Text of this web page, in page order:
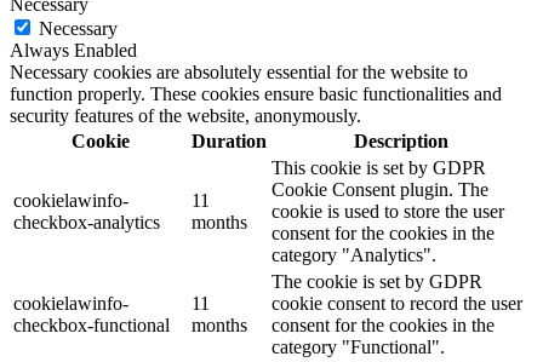
Necessary
Necessary
Always Enabled
Necessary cookies are absolutely essential for the website to
function properly. These cookies ensure basic functionalities and
security features of the website, anonymously.
Cookie
Duration Description
cookielawinfo-
checkbox-analytics
11
months
This cookie is set by GDPR
Cookie Consent plugin. The
cookie is used to store the user
consent for the cookies in the
category "Analytics".
cookielawinfo-
checkbox-functional
11
months
The cookie is set by GDPR
cookie consent to record the user
consent for the cookies in the
category "Functional".